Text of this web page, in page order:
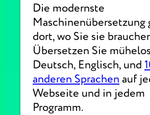
Die modernste
Maschinenübersetzung
dort, wo Sie sie
Übersetzen Sie
Deutsch, Englisch, und
anderen Sprachen auf
Webseite und in jedem
Programm.